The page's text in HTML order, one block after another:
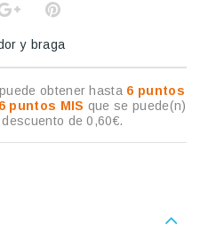
y braga
obtener hasta 6 puntos
6puntos MIS que se puede(n)
descuento de0,60€.